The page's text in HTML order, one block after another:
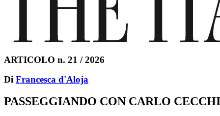
ARTICOLO n. 21 / 2026
Di Francesca d'Aloja
PASSEGGIANDO CON CARLO CECCHI